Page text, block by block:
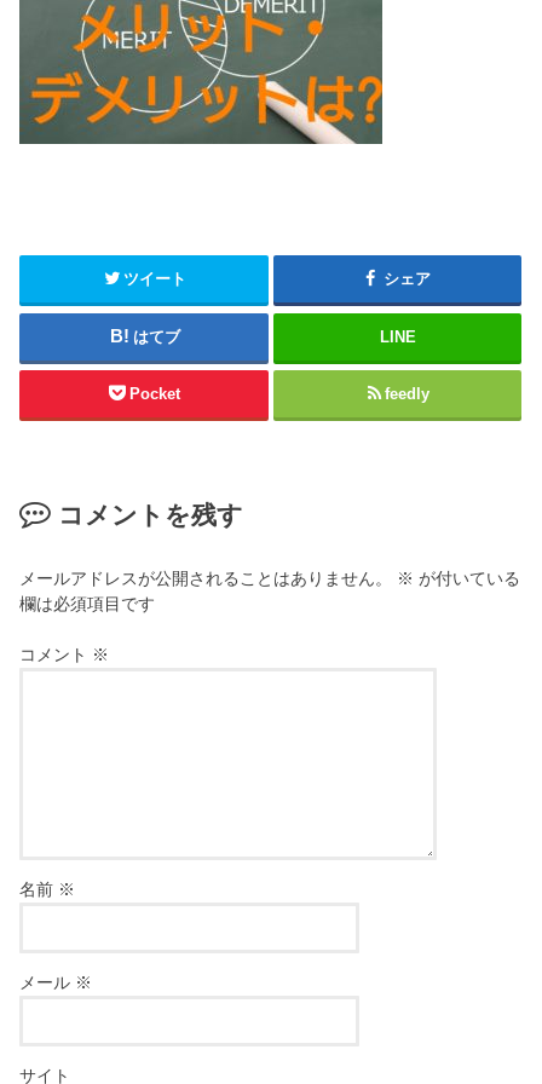
ツイート シェア
はてブ LINE
Pocket feedly
コメントを残す
メールアドレスが公開されることはありません。 ※ が付いている
欄は必須項目です
コメント ※
名前 ※
メール ※
サイト